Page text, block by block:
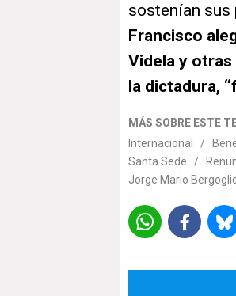
sostenían sus
Francisco
Videla y
la dictadura,
MÁS SOBRE ESTE
Internacional
/
Santa Sede
/
Jorge Mario